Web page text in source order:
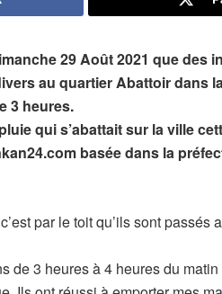
29 Août 2021 que
au quartier Abattoir dans
3 heures.
qui s’abattait sur la ville
basée dans la
par le toit qu’ils sont passés
de 3 heures à 4 heures du